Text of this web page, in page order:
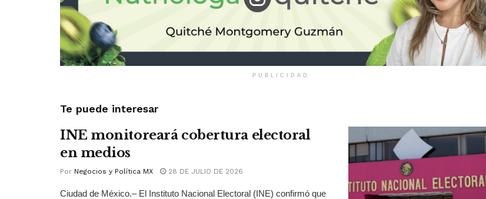
PUBLICIDAD
Te puede interesar
INE monitoreará cobertura electoral
en medios
Por Negocios y Política MX 28 DE JULIO DE 2026
Ciudad de México.– El Instituto Nacional Electoral (INE) confirmó que